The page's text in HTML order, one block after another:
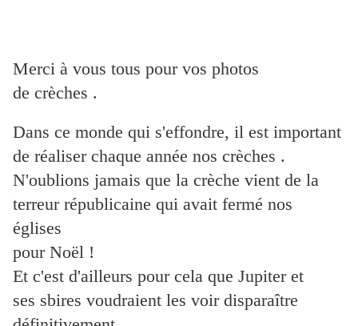
Merci à vous tous pour vos photos
de crèches .
Dans ce monde qui s'effondre, il est important
de réaliser chaque année nos crèches .
N'oublions jamais que la crèche vient de la
terreur républicaine qui avait fermé nos
églises
pour Noël !
Et c'est d'ailleurs pour cela que Jupiter et
ses sbires voudraient les voir disparaître